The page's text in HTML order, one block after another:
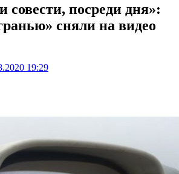
совести, посреди дня»:
сняли на видео
19:29